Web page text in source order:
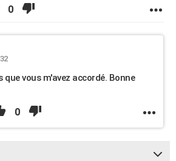
0
que vous m'avez accordé. Bonne
0